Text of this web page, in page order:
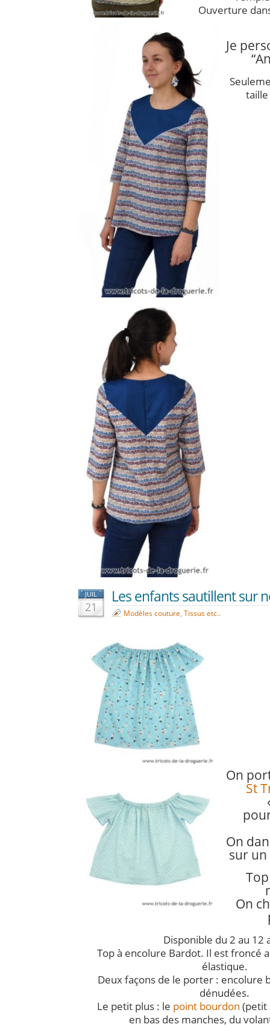
Ouverture
Je
taille
JUIL
21
Les enfants sautillent sur
Modèles couture, Tissus etc..
On
St
On
sur
On
Disponible du 2 au 12
Top à encolure Bardot. Il est froncé
élastique.
Deux façons de le porter : encolure
dénudées.
Le petit plus : le point bourdon (petit
en bas des manches, du